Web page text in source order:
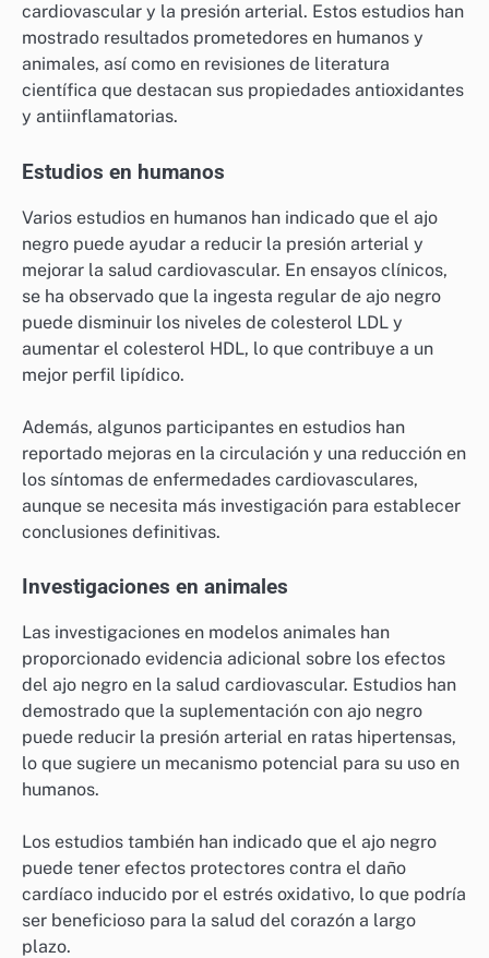
cardiovascular y la presión arterial. Estos estudios han
mostrado resultados prometedores en humanos y
animales, así como en revisiones de literatura
científica que destacan sus propiedades antioxidantes
y antiinflamatorias.
Estudios en humanos
Varios estudios en humanos han indicado que el ajo
negro puede ayudar a reducir la presión arterial y
mejorar la salud cardiovascular. En ensayos clínicos,
se ha observado que la ingesta regular de ajo negro
puede disminuir los niveles de colesterol LDL y
aumentar el colesterol HDL, lo que contribuye a un
mejor perfil lipídico.
Además, algunos participantes en estudios han
reportado mejoras en la circulación y una reducción en
los síntomas de enfermedades cardiovasculares,
aunque se necesita más investigación para establecer
conclusiones definitivas.
Investigaciones en animales
Las investigaciones en modelos animales han
proporcionado evidencia adicional sobre los efectos
del ajo negro en la salud cardiovascular. Estudios han
demostrado que la suplementación con ajo negro
puede reducir la presión arterial en ratas hipertensas,
lo que sugiere un mecanismo potencial para su uso en
humanos.
Los estudios también han indicado que el ajo negro
puede tener efectos protectores contra el daño
cardíaco inducido por el estrés oxidativo, lo que podría
ser beneficioso para la salud del corazón a largo
plazo.